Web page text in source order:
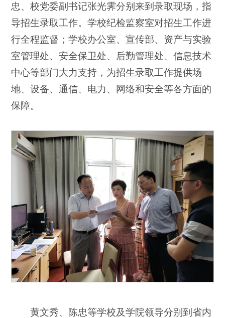
忠、校党委副书记张光霁分别来到录取现场，指
导招生录取工作。学校纪检监察室对招生工作进
行全程监督；学校办公室、宣传部、资产与实验
室管理处、安全保卫处、后勤管理处、信息技术
中心等部门大力支持，为招生录取工作提供场
地、设备、通信、电力、网络和安全等各方面的
保障。
黄文秀、陈忠等学校及学院领导分别到省内